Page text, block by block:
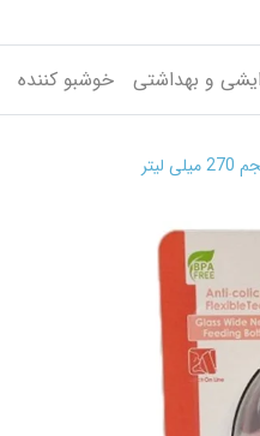
و بهداشتی خوشبو کننده